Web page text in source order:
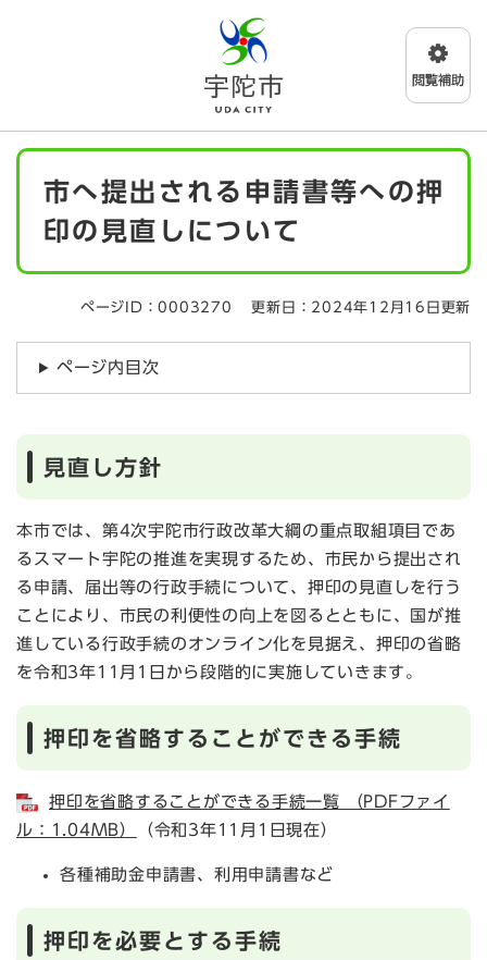
メニューを飛ばして本文へ
本
市へ提出される申請書等への押
印の見直しについて
ページID：0003270 更新日：2024年12月16日更新
ページ内目次
見直し方針
本市では、第4次宇陀市行政改革大綱の重点取組項目であ
るスマート宇陀の推進を実現するため、市民から提出され
る申請、届出等の行政手続について、押印の見直しを行う
ことにより、市民の利便性の向上を図るとともに、国が推
進している行政手続のオンライン化を見据え、押印の省略
を令和3年11月1日から段階的に実施していきます。
押印を省略することができる手続
押印を省略することができる手続一覧 （PDFファイ
ル：1.04MB）
（令和3年11月1日現在）
各種補助金申請書、利用申請書など
押印を必要とする手続